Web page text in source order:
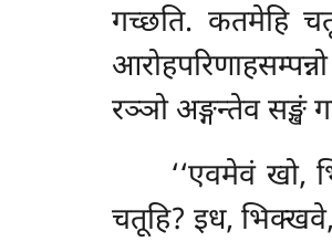
गच्छति. कतमेहि
रञ्ञो अङ्गन्तेव सङ्खं
‘‘एवमेवं खो,
चतूहि? इध, भिक्खवे,